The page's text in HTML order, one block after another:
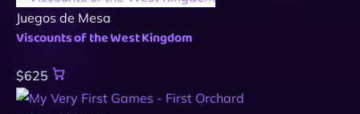
Juegos de Mesa
Viscounts of the West Kingdom
$625